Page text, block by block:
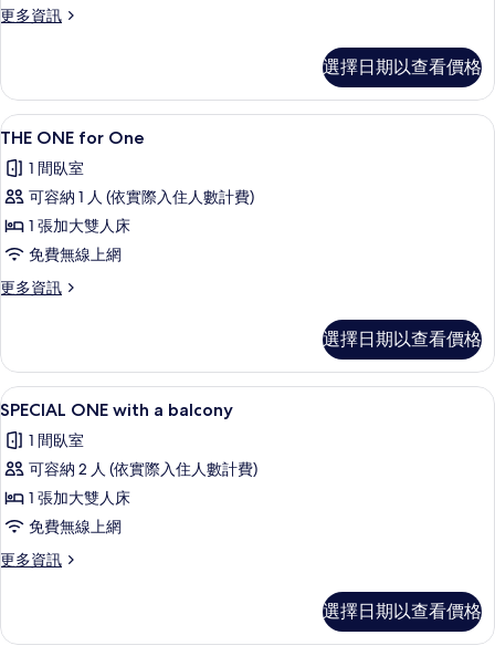
所
片
更多資訊
更
with
view
的
情
選擇日期以查看價格
顯
示
THE
ONE
for
One
的
相
片
7
THE ONE for One
1 間臥室
可容納 1 人 (依實際入住人數計費)
1 張加大雙人床
免費無線上網
更多資訊
更
for
One
的
情
選擇日期以查看價格
顯
示
SPECIAL
ONE
with
a
balcony
有
6
SPECIAL ONE with a balcony
1 間臥室
可容納 2 人 (依實際入住人數計費)
1 張加大雙人床
免費無線上網
更多資訊
更
with
選擇日期以查看價格